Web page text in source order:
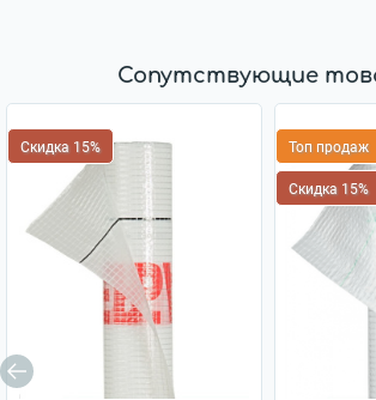
Сопутствующие
Скидка 15% Топ продаж
Скидка 15%